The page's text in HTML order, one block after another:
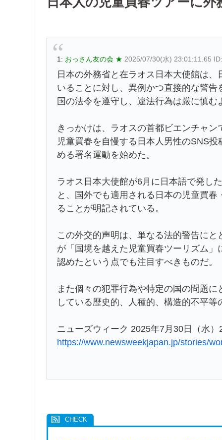
1: おっさん友の会 ★ 2025/07/30(水) 23:01:11.65
日本の外務省と在ラオス日本大使館は
いることに対し、異例かつ直接的な警
国の法令を遵守し、違法行為は厳に慎
きっかけは、ラオスの首都ビエンチャ
児童買春を自慢する日本人男性のSNS
める署名運動を始めた。
ラオス日本大使館が6月に日本語で発し
と、国外でも適用される日本の児童買
ることが明記されている。
この外交的声明は、単なる法的警告に
が「国境を越えた児童買春ツーリズム
認めたという点でも注目すべきものだ。
また個々の犯罪行為や特定の国の問題
している歴史的、人種的、構造的不平等
ニューズウィーク 2025年7月30日（水）
https://www.newsweekjapan.jp/stories/